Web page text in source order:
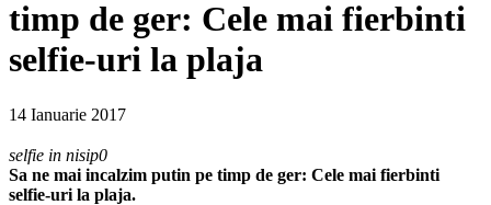
timp de ger: Cele mai fierbinti
selfie-uri la plaja
14 Ianuarie 2017
selfie in nisip0
Sa ne mai incalzim putin pe timp de ger: Cele mai fierbinti
selfie-uri la plaja.